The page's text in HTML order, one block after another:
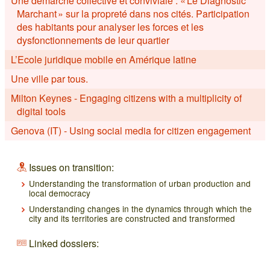
Marchant » sur la propreté dans nos cités. Participation
des habitants pour analyser les forces et les
dysfonctionnements de leur quartier
L’Ecole juridique mobile en Amérique latine
Une ville par tous.
Milton Keynes - Engaging citizens with a multiplicity of
digital tools
Genova (IT) - Using social media for citizen engagement
Issues on transition:
Understanding the transformation of urban production and
local democracy
Understanding changes in the dynamics through which the
city and its territories are constructed and transformed
Linked dossiers: